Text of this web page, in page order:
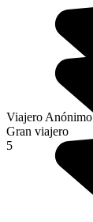
Viajero Anónimo
Gran viajero
5